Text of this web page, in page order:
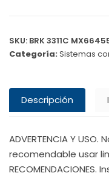
SKU: BRK 3311C
Categoría:Sistemas
Descripción
ADVERTENCIA Y
recomendable usar